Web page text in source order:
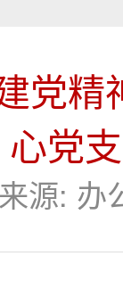
党
心党
来源: 办